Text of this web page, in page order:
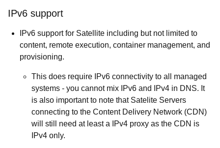
IPv6 support
IPv6 support for Satellite including but not limited to
content, remote execution, container management, and
provisioning.
This does require IPv6 connectivity to all managed
systems - you cannot mix IPv6 and IPv4 in DNS. It
is also important to note that Satelite Servers
connecting to the Content Delivery Network (CDN)
will still need at least a IPv4 proxy as the CDN is
IPv4 only.